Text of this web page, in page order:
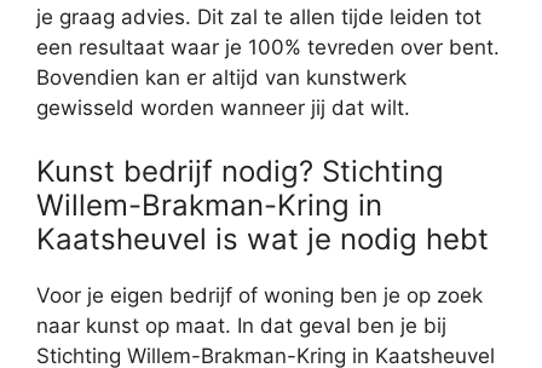
je graag advies. Dit zal te allen tijde leiden tot
een resultaat waar je 100% tevreden over bent.
Bovendien kan er altijd van kunstwerk
gewisseld worden wanneer jij dat wilt.
Kunst bedrijf nodig? Stichting
Willem-Brakman-Kring in
Kaatsheuvel is wat je nodig hebt
Voor je eigen bedrijf of woning ben je op zoek
naar kunst op maat. In dat geval ben je bij
Stichting Willem-Brakman-Kring in Kaatsheuvel